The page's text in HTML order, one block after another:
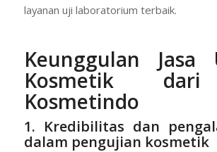
layanan uji laboratorium terbaik.
Keunggulan
Kosmetik
Kosmetindo
1. Kredibilitas dan
dalam pengujian kosmetik